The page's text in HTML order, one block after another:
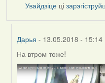
Увайдзіце ці
Дарья - 13.05.2018 - 15:14
In
reply
На втром тоже!